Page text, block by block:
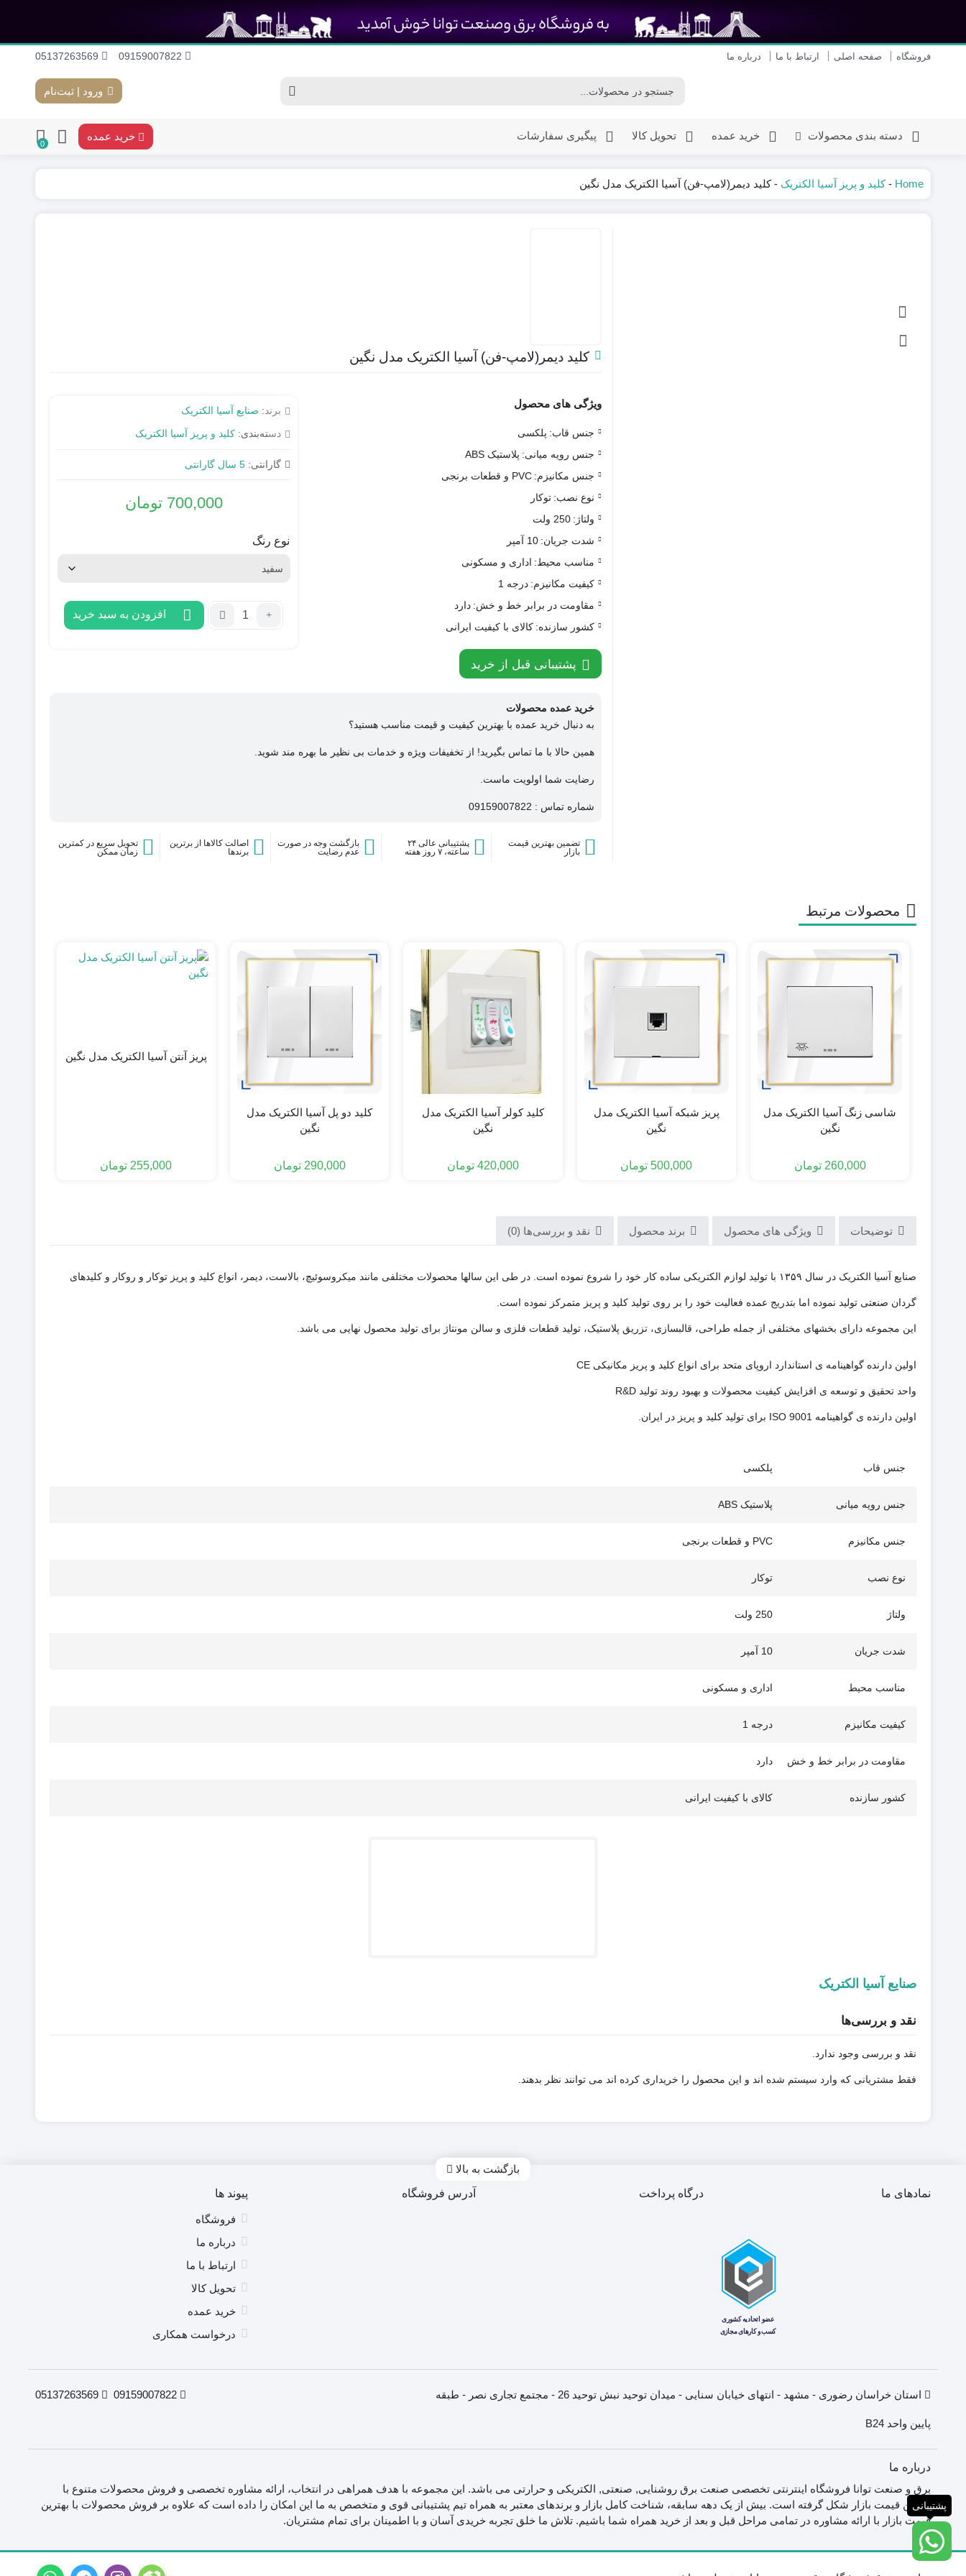
فروشگاه صفحه اصلی ارتباط با ما درباره ما
ورود | ثبت‌نام
دسته بندی محصولات خرید عمده تحویل کالا پیگیری سفارشات خرید عمده
0
Home
-کلید و پریز آسیا الکتریک -کلید دیمر(لامپ-فن) آسیا الکتریک مدل نگین
کلید دیمر(لامپ-فن) آسیا الکتریک مدل نگین
ویژگی های محصول
جنس قاب: پلکسی
جنس رویه میانی: پلاستیک ABS
جنس مکانیزم: PVC و قطعات برنجی
نوع نصب: توکار
ولتاژ: 250 ولت
شدت جریان: 10 آمپر
مناسب محیط: اداری و مسکونی
کیفیت مکانیزم: درجه 1
مقاومت در برابر خط و خش: دارد
کشور سازنده: کالای با کیفیت ایرانی
پشتیبانی قبل از خرید
برند: صنایع آسیا الکتریک
دسته‌بندی: کلید و پریز آسیا الکتریک
گارانتی: 5 سال گارانتی
700,000 تومان
نوع رنگ
تعداد:
افزودن به سبد خرید
خرید عمده محصولات
به دنبال خرید عمده با بهترین کیفیت و قیمت مناسب هستید؟
همین حالا با ما تماس بگیرید! از تخفیفات ویژه و خدمات بی نظیر ما بهره مند شوید.
رضایت شما اولویت ماست.
شماره تماس : 09159007822
تضمین بهترین قیمت
بازار
پشتیبانی عالی ۲۴
ساعته، ۷ روز هفته
بازگشت وجه در صورت
عدم رضایت
اصالت کالاها از برترین
برندها
تحویل سریع در کمترین
زمان ممکن
محصولات مرتبط
شاسی زنگ آسیا الکتریک مدل
نگین
260,000 تومان
پریز شبکه آسیا الکتریک مدل
نگین
500,000 تومان
کلید کولر آسیا الکتریک مدل
نگین
420,000 تومان
کلید دو پل آسیا الکتریک مدل
نگین
290,000 تومان
پریز آنتن آسیا الکتریک مدل نگین
255,000 تومان
توضیحات ویژگی های محصول برند محصول نقد و بررسی‌ها (0)
صنایع آسیا الکتریک در سال ۱۳۵۹ با تولید لوازم الکتریکی ساده کار خود را شروع نموده است. در طی این سالها محصولات مختلفی مانند میکروسوئیچ، بالاست، دیمر، انواع کلید و پریز توکار و روکار و کلیدهای
گردان صنعتی تولید نموده اما بتدریج عمده فعالیت خود را بر روی تولید کلید و پریز متمرکز نموده است.
این مجموعه دارای بخشهای مختلفی از جمله طراحی، قالبسازی، تزریق پلاستیک، تولید قطعات فلزی و سالن مونتاژ برای تولید محصول نهایی می باشد.
اولین دارنده گواهینامه ی استاندارد اروپای متحد برای انواع کلید و پریز مکانیکی CE
واحد تحقیق و توسعه ی افزایش کیفیت محصولات و بهبود روند تولید R&D
اولین دارنده ی گواهینامه ISO 9001 برای تولید کلید و پریز در ایران.
جنس قاب پلکسی
جنس رویه میانی پلاستیک ABS
جنس مکانیزم PVC و قطعات برنجی
نوع نصب توکار
ولتاژ 250 ولت
شدت جریان 10 آمپر
مناسب محیط اداری و مسکونی
کیفیت مکانیزم درجه 1
مقاومت در برابر خط و خش دارد
کشور سازنده کالای با کیفیت ایرانی
صنایع آسیا الکتریک
نقد و بررسی‌ها
نقد و بررسی وجود ندارد.
فقط مشتریانی که وارد سیستم شده اند و این محصول را خریداری کرده اند می توانند نظر بدهند.
بازگشت به بالا
نمادهای ما
درگاه پرداخت آدرس فروشگاه پیوند ها
فروشگاه
درباره ما
ارتباط با ما
تحویل کالا
خرید عمده
درخواست همکاری
استان خراسان رضوری - مشهد - انتهای خیابان سنایی - میدان توحید نبش توحید 26 - مجتمع تجاری نصر - طبقه
پایین واحد B24
09159007822
05137263569
درباره ما
برق و صنعت توانا فروشگاه اینترنتی تخصصی صنعت برق روشنایی, صنعتی, الکتریکی و حرارتی می باشد. این مجموعه با هدف همراهی در انتخاب، ارائه مشاوره تخصصی و فروش محصولات متنوع با
بهترین قیمت بازار شکل گرفته است. بیش از یک دهه سابقه، شناخت کامل بازار و برندهای معتبر به همراه تیم پشتیبانی قوی و متخصص به ما این امکان را داده است که علاوه بر فروش محصولات با بهترین
قیمت بازار با ارائه مشاوره در تمامی مراحل قبل و بعد از خرید همراه شما باشیم. تلاش ما خلق تجربه خریدی آسان و با اطمینان برای تمام مشتریان.
پشتیبانی